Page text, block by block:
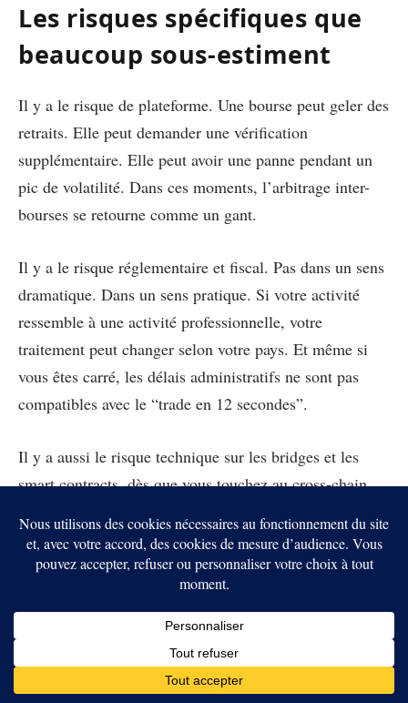
Les risques spécifiques que
beaucoup sous-estiment
Il y a le risque de plateforme. Une bourse peut geler des
retraits. Elle peut demander une vérification
supplémentaire. Elle peut avoir une panne pendant un
pic de volatilité. Dans ces moments, l’arbitrage inter-
bourses se retourne comme un gant.
Il y a le risque réglementaire et fiscal. Pas dans un sens
dramatique. Dans un sens pratique. Si votre activité
ressemble à une activité professionnelle, votre
traitement peut changer selon votre pays. Et même si
vous êtes carré, les délais administratifs ne sont pas
compatibles avec le “trade en 12 secondes”.
Il y a aussi le risque technique sur les bridges et les
smart contracts, dès que vous touchez au cross-chain.
un incident de pont peut effacer des mois de petits
profits.
Et il y a le risque de surestimation. L’arbitrage donne
l’impression qu’on ne prend pas de pari directionnel.
C’est partiellement vrai. Mais vous prenez un pari sur